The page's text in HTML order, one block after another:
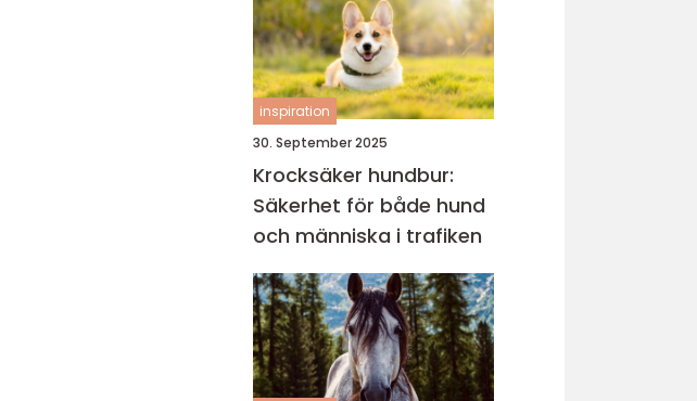
inspiration
30. September 2025
Krocksäker hundbur:
Säkerhet för både hund
och människa i trafiken